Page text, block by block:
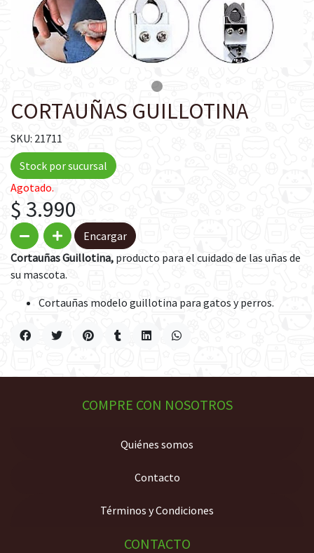
CORTAUÑAS GUILLOTINA
SKU: 21711
Stock por sucursal
Agotado.
$ 3.990
Encargar
Cortauñas Guillotina, producto para el cuidado de las uñas de
su mascota.
Cortauñas modelo guillotina para gatos y perros.
COMPRE CON NOSOTROS
Quiénes somos
Contacto
Términos y Condiciones
CONTACTO